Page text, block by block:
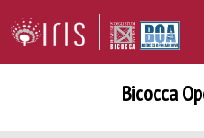
Bicocca